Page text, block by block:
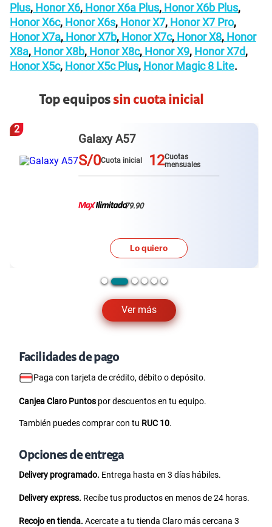
Plus, Honor X6, Honor X6a Plus, Honor X6b Plus,
Honor X6c, Honor X6s, Honor X7, Honor X7 Pro,
Honor X7a, Honor X7b, Honor X7c, Honor X8, Honor
X8a, Honor X8b, Honor X8c, Honor X9, Honor X7d,
Honor X5c, Honor X5c Plus, Honor Magic 8 Lite.
Top equipossin cuota inicial
Ver más
3
Redmi Note 15 pro plus
S/0 Cuota inicial12mensuales
Lo quiero
Facilidades de pago
Paga con tarjeta de crédito, débito o depósito.
Canjea Claro Puntos por descuentos en tu equipo.
También puedes comprar con tu RUC 10.
Opciones de entrega
Delivery programado. Entrega hasta en 3 días hábiles.
Delivery express. Recibe tus productos en menos de 24 horas.
Recojo en tienda. Acercate a tu tienda Claro más cercana 3